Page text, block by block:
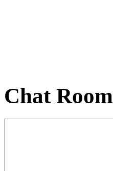
Chat Room